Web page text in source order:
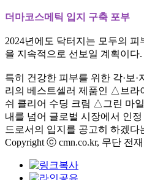
더마코스메틱 입지 구축 포부
2024년에도 닥터지는 모두의
을 지속적으로 선보일 계획이다.
특히 건강한 피부를 위한 각· 보 ·
리의 베스트셀러 제품인 △ 브라
쉬 클리어 수딩 크림 △ 그린 마
내를 넘어 글로벌 시장에서 인
드로서의 입지를 공고히 하겠다
Copyright ⓒ cmn.co.kr, 무단 전